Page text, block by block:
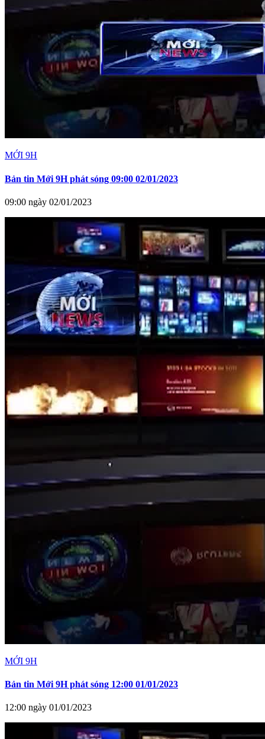
MỚI 9H
Bản tin Mới 9H phát sóng 09:00 02/01/2023
09:00 ngày 02/01/2023
MỚI 9H
Bản tin Mới 9H phát sóng 12:00 01/01/2023
12:00 ngày 01/01/2023